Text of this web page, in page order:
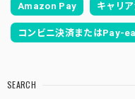
Amazon Pay キャリ
コンビニ決済またはPay-
SEARCH